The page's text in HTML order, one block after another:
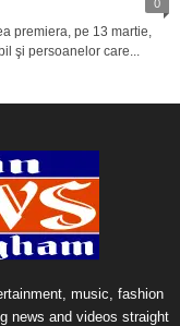
premiera, pe 13 martie,
şi persoanelor care...
music, fashion
news and videos straight